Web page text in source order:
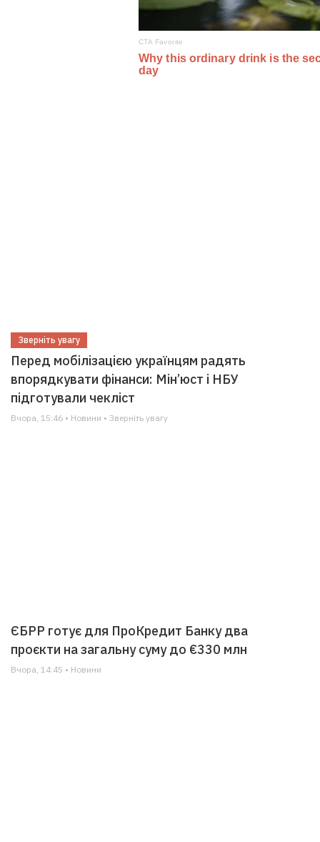
Зверніть увагу
Перед мобілізацією українцям радять
впорядкувати фінанси: Мін’юст і НБУ
підготували чекліст
Вчора, 15:46 • Новини • Зверніть увагу
ЄБРР готує для ПроКредит Банку два
проєкти на загальну суму до €330 млн
Вчора, 14:45 • Новини